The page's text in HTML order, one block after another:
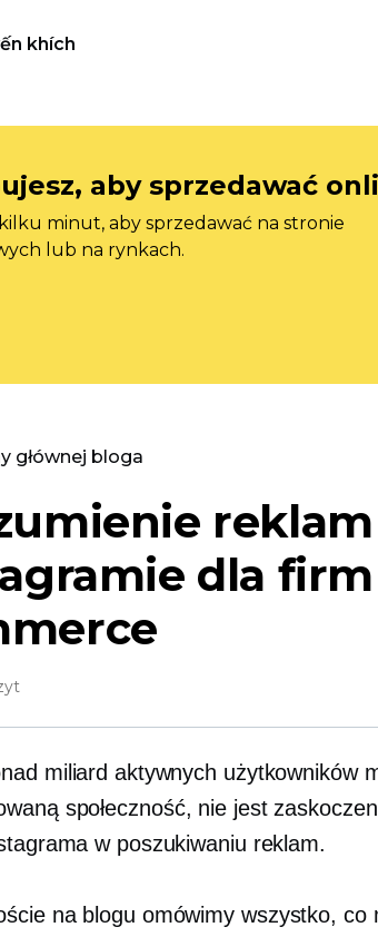
khích
aby sprzedawać
minut, aby sprzedawać na stronie
lub na rynkach.
głównej bloga
dla
miliard aktywnych użytkowników
społeczność, nie jest
w poszukiwaniu reklam.
na blogu omówimy wszystko, co